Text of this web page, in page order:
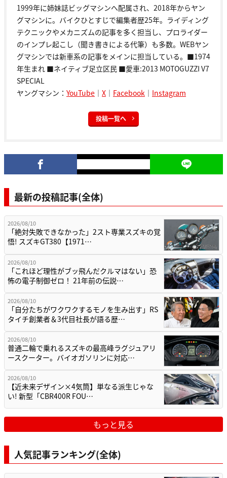
1999年に姉妹誌ビッグマシンへ配属され、2018年からヤン
グマシンに。バイクひとすじで編集者歴25年。ライディング
テクニックやメカニズムの記事を多く担当し、プロライダー
のインプレ起こし（聞き書きによる代筆）も多数。WEBヤン
グマシンでは新車系の記事をメインに担当している。■1974
年生まれ ■ネイティブ足立区民 ■愛車:2013 MOTOGUZZI V7
SPECIAL
ヤングマシン： YouTube ｜ X ｜ Facebook ｜ Instagram
投稿一覧へ
最新の投稿記事(全体)
2026/08/10
「絶対失敗できなかった」2スト専業スズキの覚
悟! スズキGT380【1971…
2026/08/10
「これほど理性がブッ飛んだクルマはない」恐
怖の電子制御ゼロ！ 21年前の伝説…
2026/08/10
「自分たちがワクワクするモノを生み出す」RS
タイチ創業者＆3代目社長が語る歴…
2026/08/10
普通二輪で乗れるスズキの最高峰ラグジュアリ
ースクーター。バイオガソリンに対応…
2026/08/10
【近未来デザイン×4気筒】単なる派生じゃな
い! 新型「CBR400R FOU…
もっと見る
人気記事ランキング(全体)